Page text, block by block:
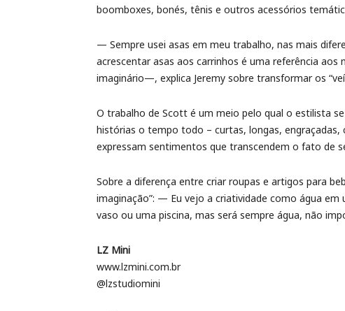
boomboxes, bonés, tênis e outros acessórios
— Sempre usei asas em meu trabalho, nas mais
acrescentar asas aos carrinhos é uma referência
imaginário—, explica Jeremy sobre transformar os
O trabalho de Scott é um meio pelo qual o estilista
histórias o tempo todo – curtas, longas, engraçadas,
expressam sentimentos que transcendem o fato de
Sobre a diferença entre criar roupas e artigos para
imaginação”: — Eu vejo a criatividade como água
vaso ou uma piscina, mas será sempre água, não
LZ Mini
www.lzmini.com.br
@lzstudiomini